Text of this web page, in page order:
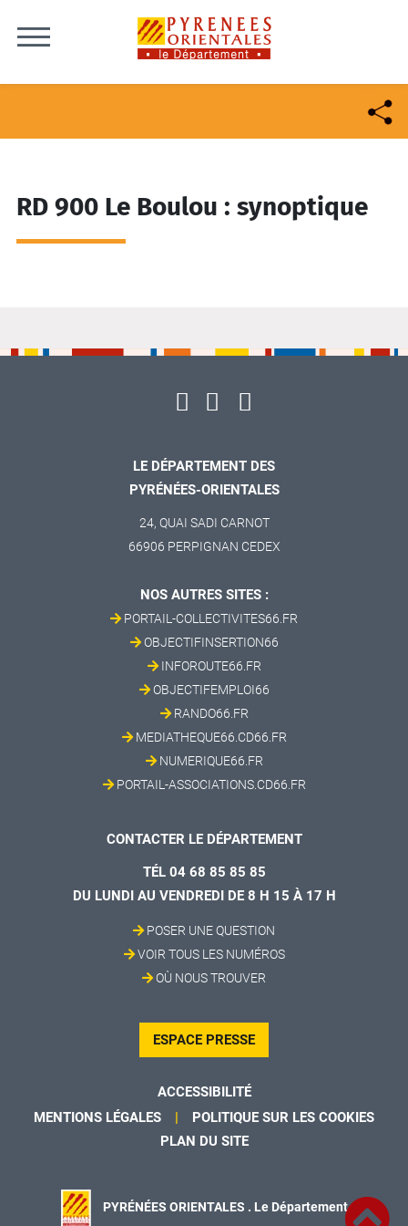
RD 900 Le Boulou : synoptique
LE DÉPARTEMENT DES
PYRÉNÉES-ORIENTALES
24, QUAI SADI CARNOT
66906 PERPIGNAN CEDEX
NOS AUTRES SITES :
PORTAIL-COLLECTIVITES66.FR
OBJECTIFINSERTION66
INFOROUTE66.FR
OBJECTIFEMPLOI66
RANDO66.FR
MEDIATHEQUE66.CD66.FR
NUMERIQUE66.FR
PORTAIL-ASSOCIATIONS.CD66.FR
CONTACTER LE DÉPARTEMENT
TÉL 04 68 85 85 85
DU LUNDI AU VENDREDI DE 8 H 15 À 17 H
POSER UNE QUESTION
VOIR TOUS LES NUMÉROS
OÙ NOUS TROUVER
ESPACE PRESSE
ACCESSIBILITÉ
MENTIONS LÉGALES
POLITIQUE SUR LES COOKIES
PLAN DU SITE
PYRÉNÉES ORIENTALES . Le Département